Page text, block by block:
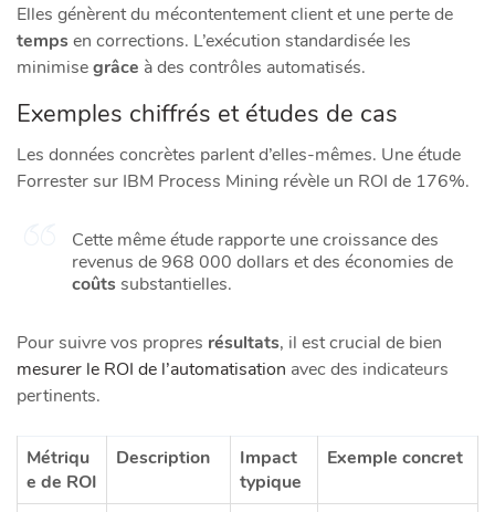
Elles génèrent du mécontentement client et une perte de
tempsen corrections. L’exécution standardisée les
minimisegrâce à des contrôles automatisés.
Exemples chiffrés et études de cas
Les données concrètes parlent d’elles-mêmes. Une étude
Forrester sur IBM Process Mining révèle un ROI de 176%.
Cette même étude rapporte une croissance des
revenus de 968 000 dollars et des économies de
coûtssubstantielles.
Pour suivre vos propres résultats, il est crucial de bien
mesurer le ROI de l’automatisation avec des indicateurs
pertinents.
Métriqu
e de ROI
Description
Impact
typique
Exemple concret